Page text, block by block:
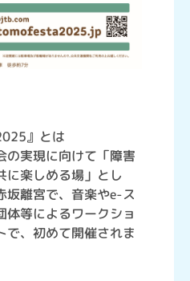
』とは
の実現に向けて「障害
に楽しめる場」とし
坂離宮で、音楽やe-ス
体等によるワークショ
で、初めて開催されま